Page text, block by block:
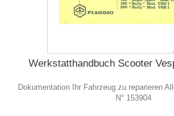
Werkstatthandbuch Scooter
Dokumentation Ihr Fahrzeug zu reparieren
N° 153904